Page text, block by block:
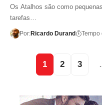
Os Atalhos são como
tarefas…
Por:Ricardo Durand Tempo
1 2 3